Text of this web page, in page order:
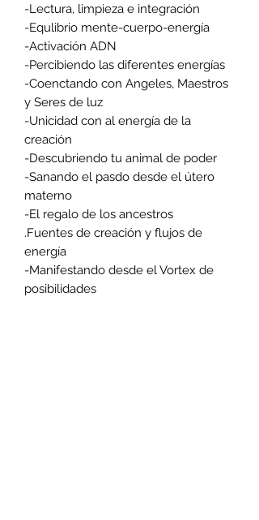
-Lectura, limpieza e integración
-Equlibrio mente-cuerpo-energía
-Activación ADN
-Percibiendo las diferentes energías
-Coenctando con Angeles, Maestros
y Seres de luz
-Unicidad con al energía de la
creación
-Descubriendo tu animal de poder
-Sanando el pasdo desde el útero
materno
-El regalo de los ancestros
.Fuentes de creación y flujos de
energía
-Manifestando desde el Vortex de
posibilidades